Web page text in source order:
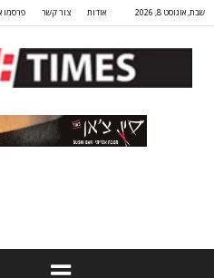
שבת, אוגוסט 8, 2026 אודות צור קשר פרסמו